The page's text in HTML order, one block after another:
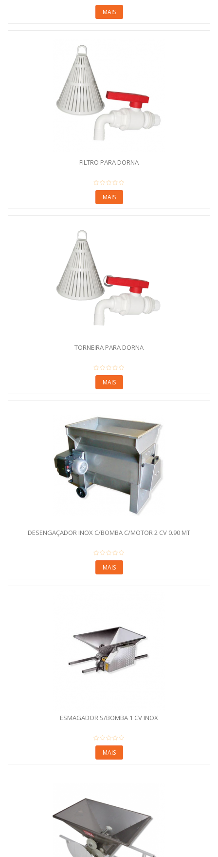
MAIS
FILTRO PARA DORNA
MAIS
TORNEIRA PARA DORNA
MAIS
DESENGAÇADOR INOX C/BOMBA C/MOTOR 2 CV 0.90 MT
MAIS
ESMAGADOR S/BOMBA 1 CV INOX
MAIS